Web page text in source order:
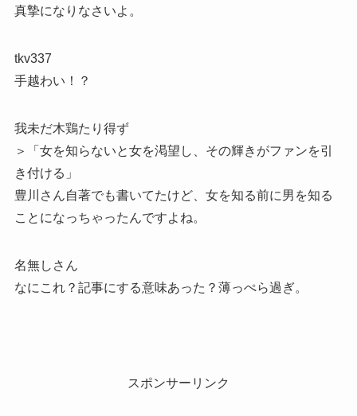
真摯になりなさいよ。
tkv337
手越わい！？
我未だ木鶏たり得ず
＞「女を知らないと女を渇望し、その輝きがファンを引
き付ける」
豊川さん自著でも書いてたけど、女を知る前に男を知る
ことになっちゃったんですよね。
名無しさん
なにこれ？記事にする意味あった？薄っぺら過ぎ。
スポンサーリンク